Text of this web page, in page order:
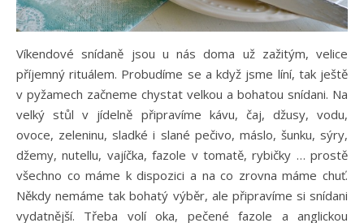
Víkendové snídaně jsou u nás doma už zažitým, velice
příjemný rituálem. Probudíme se a když jsme líní, tak ještě
v pyžamech začneme chystat velkou a bohatou snídani. Na
velký stůl v jídelně připravíme kávu, čaj, džusy, vodu,
ovoce, zeleninu, sladké i slané pečivo, máslo, šunku, sýry,
džemy, nutellu, vajíčka, fazole v tomatě, rybičky … prostě
všechno co máme k dispozici a na co zrovna máme chuť.
Někdy nemáme tak bohatý výběr, ale připravíme si snídani
vydatnější. Třeba volí oka, pečené fazole a anglickou